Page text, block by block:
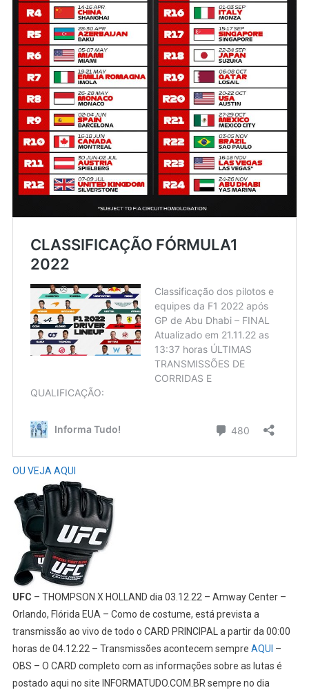
OU VEJA AQUI
UFC – THOMPSON X HOLLAND dia 03.12.22 – Amway Center –
Orlando, Flórida EUA – Como de costume, está prevista a
transmissão ao vivo de todo o CARD PRINCIPAL a partir da 00:00
horas de 04.12.22 – Transmissões acontecem sempre AQUI –
OBS – O CARD completo com as informações sobre as lutas é
postado aqui no site INFORMATUDO.COM.BR sempre no dia